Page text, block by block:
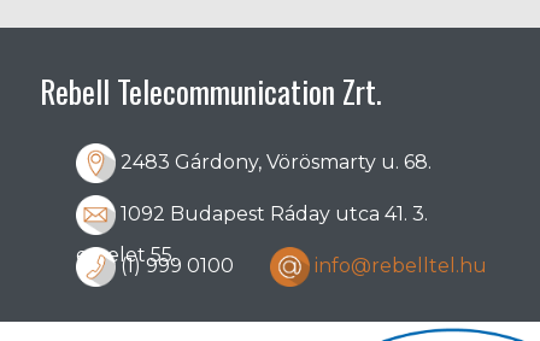
Rebell Telecommunication Zrt.
2483 Gárdony, Vörösmarty u. 68.
1092 Budapest Ráday utca 41. 3.
emelet 55.
(1) 999 0100 info@rebelltel.hu